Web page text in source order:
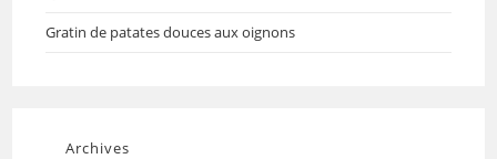
Gratin de patates douces aux oignons
Archives